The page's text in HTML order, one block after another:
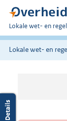
U
bent
hier:
Lokale wet- en
Lokale wet- en